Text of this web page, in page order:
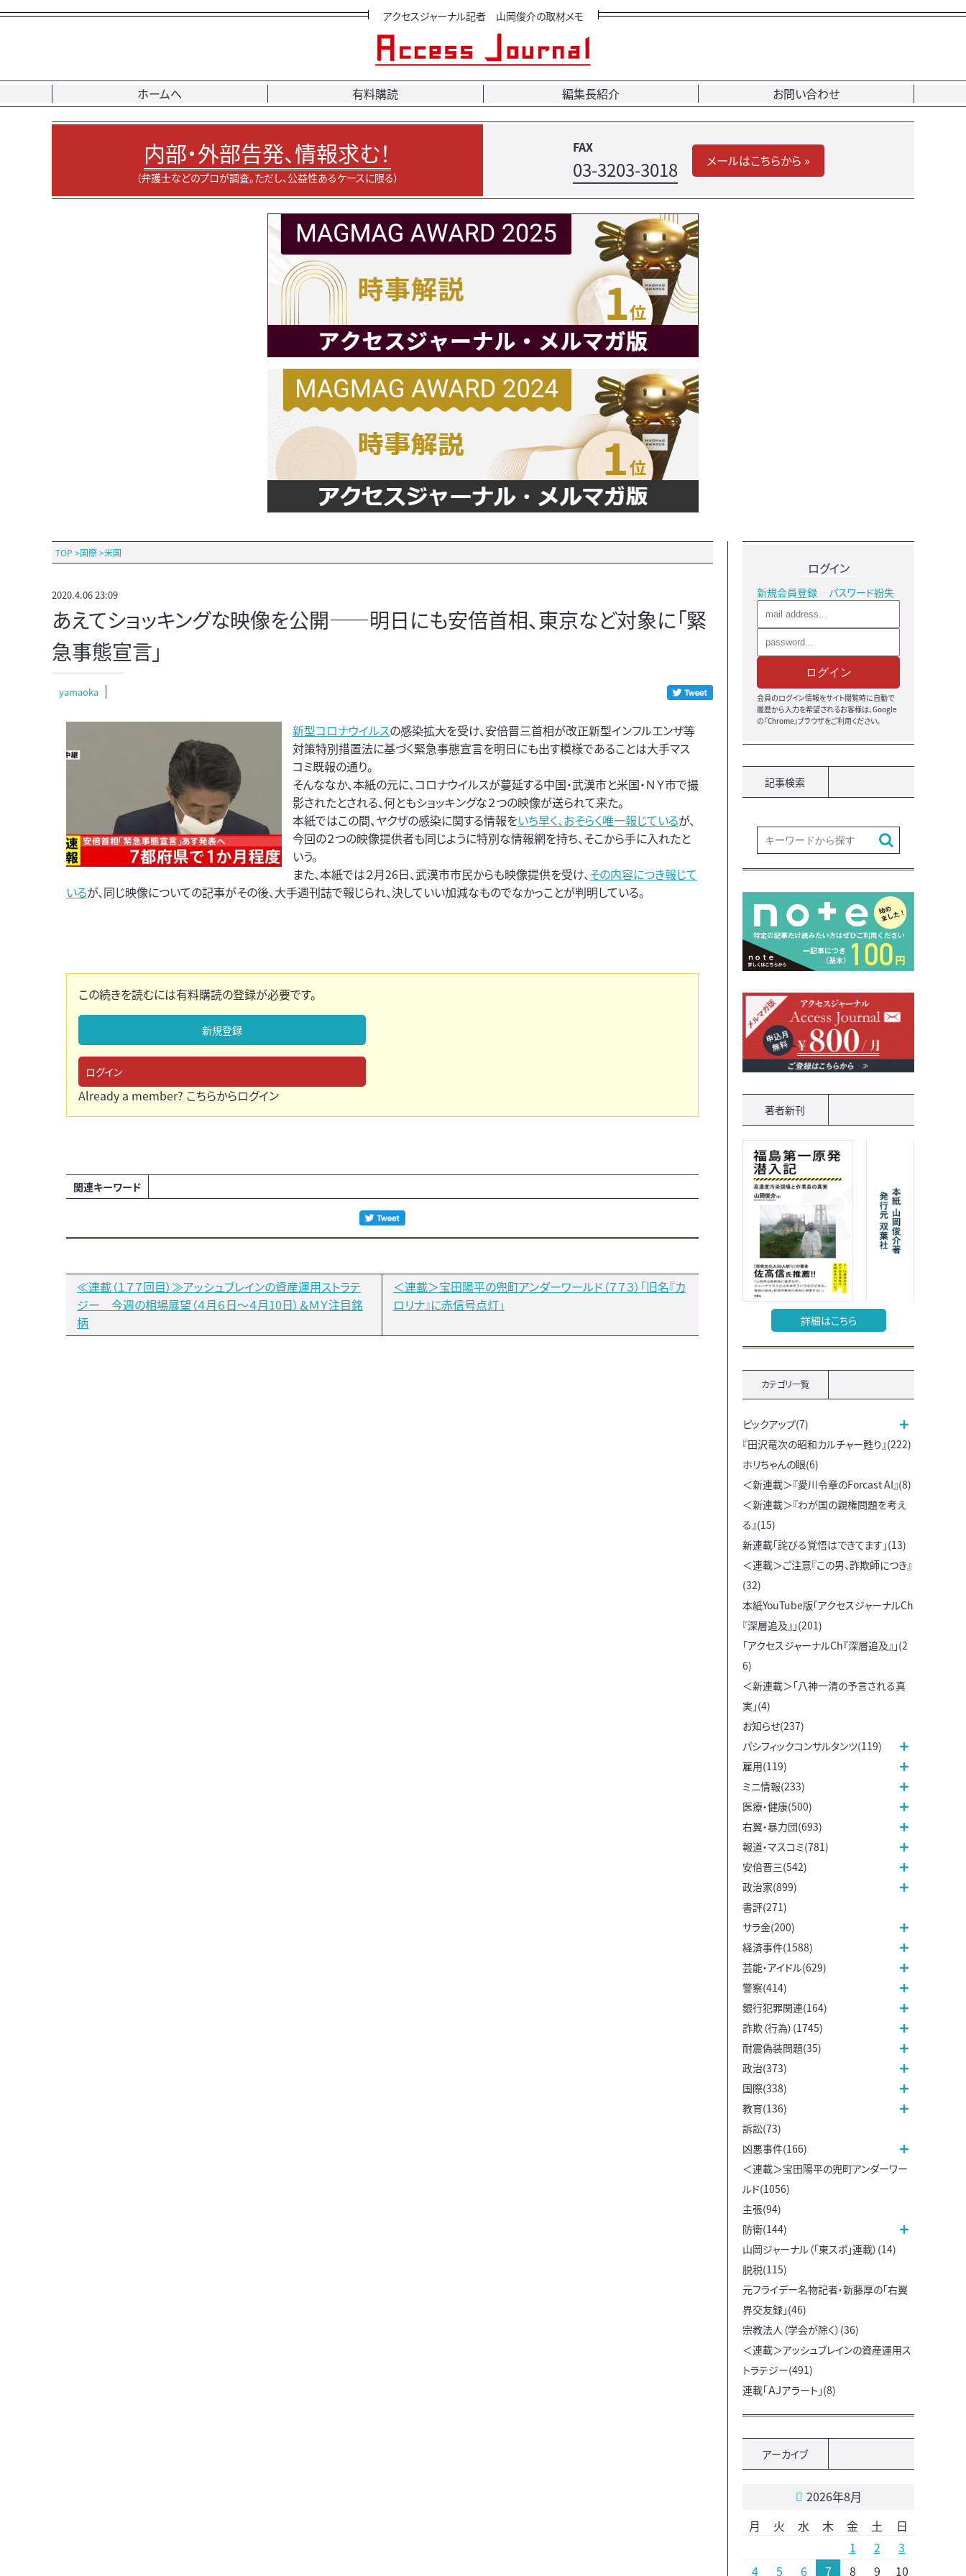
アクセスジャーナル記者 山岡俊介の取材メモ
ホームへ 有料購読 編集長紹介 お問い合わせ
内部・外部告発、情報求む！
（弁護士などのプロが調査。ただし、公益性あるケースに限る）
FAX
03-3203-3018 メールはこちらから »
TOP >国際>米国
2020.4.06 23:09
あえてショッキングな映像を公開――明日にも安倍首相、東京など対象に「緊
急事態宣言」
yamaoka
新型コロナウイルスの感染拡大を受け、安倍晋三首相が改正新型インフルエンザ等
対策特別措置法に基づく緊急事態宣言を明日にも出す模様であることは大手マス
コミ既報の通り。
そんななか、本紙の元に、コロナウイルスが蔓延する中国・武漢市と米国・ＮＹ市で撮
影されたとされる、何ともショッキングな２つの映像が送られて来た。
本紙ではこの間、ヤクザの感染に関する情報をいち早く、おそらく唯一報じているが、
今回の２つの映像提供者も同じように特別な情報網を持ち、そこから手に入れたと
いう。
また、本紙では２月26日、武漢市市民からも映像提供を受け、その内容につき報じて
いるが、同じ映像についての記事がその後、大手週刊誌で報じられ、決していい加減なものでなかっことが判明している。
この続きを読むには有料購読の登録が必要です。
新規登録
ログイン
Already a member? こちらからログイン
関連キーワード
≪連載（１７７回目）≫アッシュブレインの資産運用ストラテ
ジー 今週の相場展望（４月６日～４月10日）＆ＭＹ注目銘
柄
＜連載＞宝田陽平の兜町アンダーワールド（７７３）「旧名『カ
ロリナ』に赤信号点灯」
ログイン
新規会員登録 パスワード紛失
ログイン
会員のログイン情報をサイト閲覧時に自動で
履歴から入力を希望されるお客様は、Google
の『Chrome』ブラウザをご利用ください。
記事検索
著者新刊
詳細はこちら
カテゴリ一覧
ピックアップ(7)
『田沢竜次の昭和カルチャー甦り』(222)
ホリちゃんの眼(6)
＜新連載＞『愛川令章のForcast AI』(8)
＜新連載＞『わが国の親権問題を考え
る』(15)
新連載「詫びる覚悟はできてます」(13)
＜連載＞ご注意『この男、詐欺師につき』
(32)
本紙YouTube版「アクセスジャーナルCh
『深層追及』」(201)
「アクセスジャーナルCh『深層追及』」(2
6)
＜新連載＞「八神一清の予言される真
実」(4)
お知らせ(237)
パシフィックコンサルタンツ(119)
雇用(119)
ミニ情報(233)
医療・健康(500)
右翼・暴力団(693)
報道・マスコミ(781)
安倍晋三(542)
政治家(899)
書評(271)
サラ金(200)
経済事件(1588)
芸能・アイドル(629)
警察(414)
銀行犯罪関連(164)
詐欺（行為）(1745)
耐震偽装問題(35)
政治(373)
国際(338)
教育(136)
訴訟(73)
凶悪事件(166)
＜連載＞宝田陽平の兜町アンダーワー
ルド(1056)
主張(94)
防衛(144)
山岡ジャーナル（「東スポ」連載）(14)
脱税(115)
元フライデー名物記者・新藤厚の「右翼
界交友録」(46)
宗教法人（学会が除く）(36)
＜連載＞アッシュブレインの資産運用ス
トラテジー(491)
連載「ＡＪアラート」(8)
アーカイブ
2026年8月
月
火 水 木 金 土
日
1
2
3
4
5 6 7 8 9 10